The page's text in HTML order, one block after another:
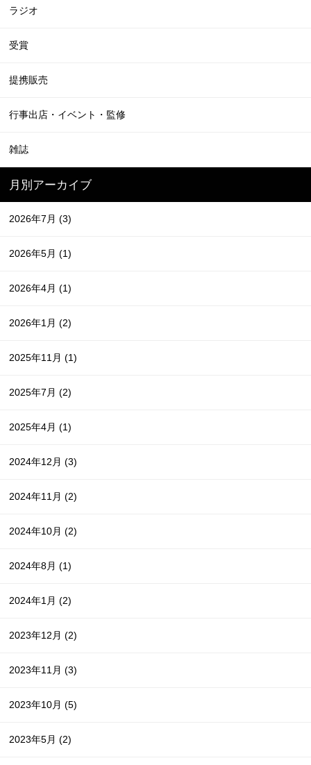
ラジオ
受賞
提携販売
行事出店・イベント・監修
雑誌
月別アーカイブ
2026年7月(3)
2026年5月(1)
2026年4月(1)
2026年1月(2)
2025年11月(1)
2025年7月(2)
2025年4月(1)
2024年12月(3)
2024年11月(2)
2024年10月(2)
2024年8月(1)
2024年1月(2)
2023年12月(2)
2023年11月(3)
2023年10月(5)
2023年5月(2)